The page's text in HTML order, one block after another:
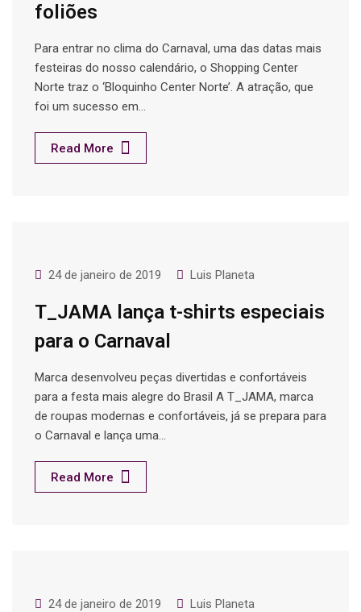
foliões
Para entrar no clima do Carnaval, uma das datas mais
festeiras do nosso calendário, o Shopping Center
Norte traz o ‘Bloquinho Center Norte’. A atração, que
foi um sucesso em…
Read More
24 de janeiro de 2019 Luis Planeta
T_JAMA lança t-shirts especiais
para o Carnaval
Marca desenvolveu peças divertidas e confortáveis
para a festa mais alegre do Brasil A T_JAMA, marca
de roupas modernas e confortáveis, já se prepara para
o Carnaval e lança uma…
Read More
24 de janeiro de 2019 Luis Planeta